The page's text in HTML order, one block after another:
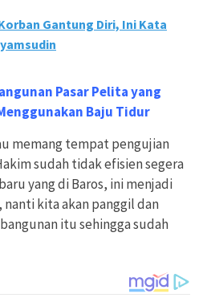
Gantung Diri, Ini Kata
Pasar Pelita yang
Baju Tidur
memang tempat pengujian
sudah tidak efisien segera
yang di Baros, ini menjadi
kita akan panggil dan
itu sehingga sudah